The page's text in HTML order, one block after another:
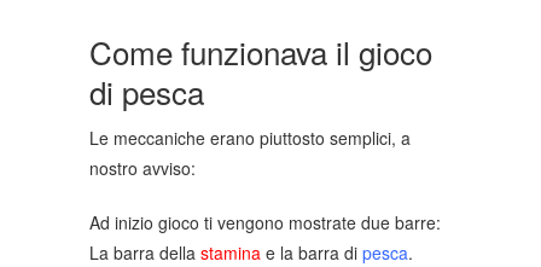
Come funzionava il gioco
di pesca
Le meccaniche erano piuttosto semplici, a
nostro avviso:
Ad inizio gioco ti vengono mostrate due barre:
La barra della stamina e la barra di pesca.